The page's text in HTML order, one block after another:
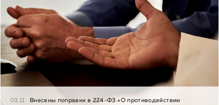
03.11
Внесены поправки в 224-ФЗ «О противодействии